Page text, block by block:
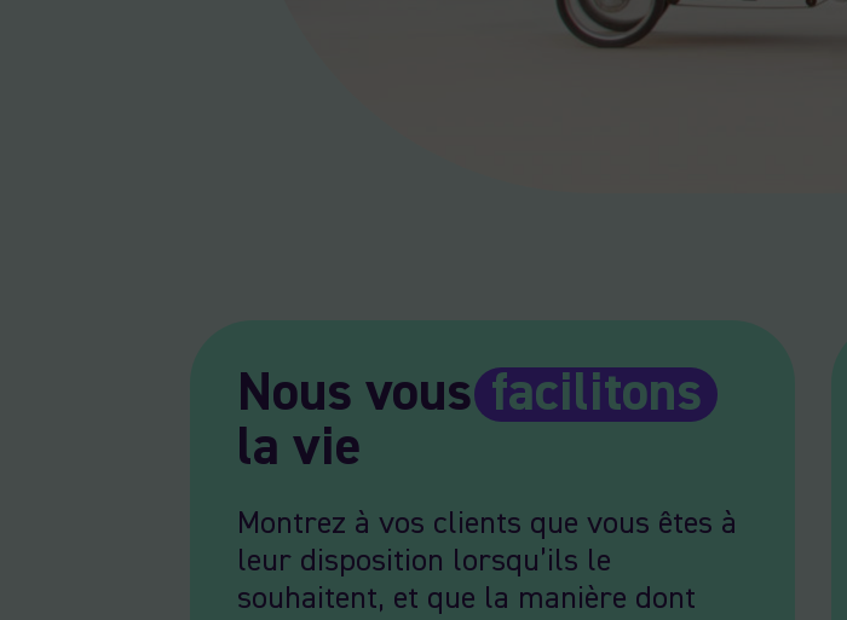
Nous vousfacilitons
la vie
Montrez à vos clients que vous êtes à
leur disposition lorsqu’ils le
souhaitent, et que la manière dont